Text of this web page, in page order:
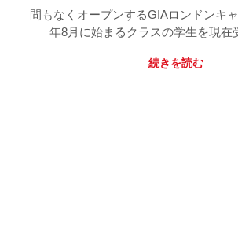
間もなくオープンするGIAロンドンキ
年8月に始まるクラスの学生を現在
続きを読む